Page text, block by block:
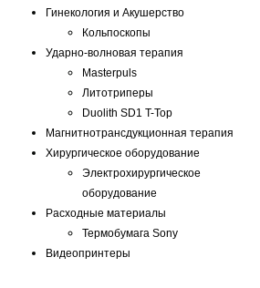
Гинекология и Акушерство
Кольпоскопы
Ударно-волновая терапия
Masterpuls
Литотриперы
Duolith SD1 T-Top
Магнитнотрансдукционная терапия
Хирургическое оборудование
Электрохирургическое
оборудование
Расходные материалы
Термобумага Sony
Видеопринтеры